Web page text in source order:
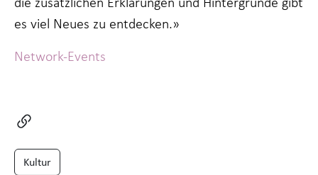
Kultur
es viel Neues zu entdecken.»
Network-Events